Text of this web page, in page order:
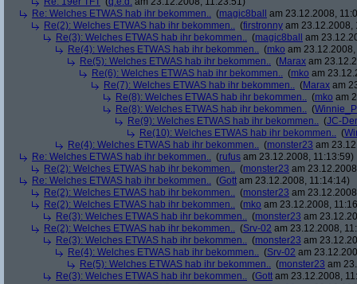
Re: Welches ETWAS hab ihr bekommen.. (magic8ball
am 23.12.2008,
Re(2): Welches ETWAS hab ihr bekommen.. (firstronny am 23.12.2008,
Re(3): Welches ETWAS hab ihr bekommen.. (magic8ball
am
Re(4): Welches ETWAS hab ihr bekommen.. (mko am
Re(5): Welches ETWAS hab ihr bekommen.. (Marax am
Re(6): Welches ETWAS hab ihr bekommen.. (mko am
Re(7): Welches ETWAS hab ihr bekommen.. (Marax am
Re(8): Welches ETWAS hab ihr bekommen.. (mko am
Re(8): Welches ETWAS hab ihr bekommen.. (
Re(9): Welches ETWAS hab ihr bekommen.. (JC-
Re(10): Welches ETWAS hab ihr bekommen.. (
Re(4): Welches ETWAS hab ihr bekommen.. (monster23 am
Re: Welches ETWAS hab ihr bekommen.. (rufus am 23.12.2008, 11:13:59)
Re(2): Welches ETWAS hab ihr bekommen.. (monster23 am
Re: Welches ETWAS hab ihr bekommen.. (Gott am 23.12.2008, 11:14:14)
Re(2): Welches ETWAS hab ihr bekommen.. (monster23 am
Re(2): Welches ETWAS hab ihr bekommen.. (mko am 23.12.2008,
Re(3): Welches ETWAS hab ihr bekommen.. (monster23 am
Re(2): Welches ETWAS hab ihr bekommen.. (Srv-02 am 23.12.2008,
Re(3): Welches ETWAS hab ihr bekommen.. (monster23 am
Re(4): Welches ETWAS hab ihr bekommen.. (Srv-02 am
Re(5): Welches ETWAS hab ihr bekommen.. (monster23 am
Re(3): Welches ETWAS hab ihr bekommen.. (Gott am 23.12.2008,